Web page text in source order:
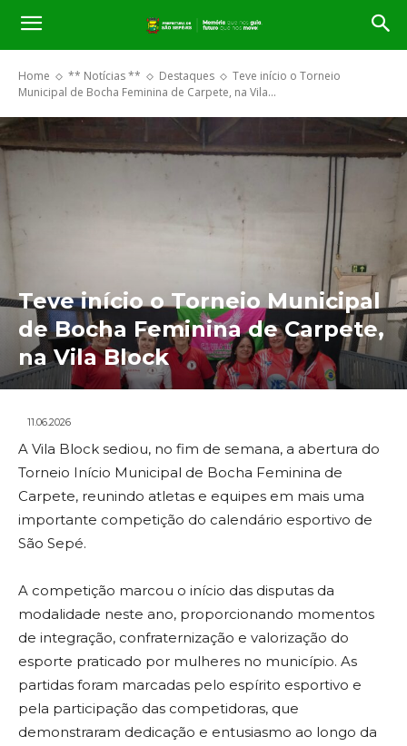
Home ** Notícias ** Destaques
Teve início o Torneio
Municipal de Bocha Feminina de Carpete, na Vila...
Teve início o Torneio Municipal
de Bocha Feminina de Carpete,
na Vila Block
11.06.2026
A Vila Block sediou, no fim de semana, a abertura do
Torneio Início Municipal de Bocha Feminina de
Carpete, reunindo atletas e equipes em mais uma
importante competição do calendário esportivo de
São Sepé.
A competição marcou o início das disputas da
modalidade neste ano, proporcionando momentos
de integração, confraternização e valorização do
esporte praticado por mulheres no município. As
partidas foram marcadas pelo espírito esportivo e
pela participação das competidoras, que
demonstraram dedicação e entusiasmo ao longo da